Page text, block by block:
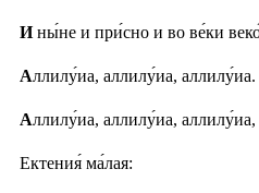
Ины́не и при́сно и во ве́ки
Аллилу́иа, аллилу́иа, аллилу́иа.
Аллилу́иа, аллилу́иа,
Ектения́ ма́лая: